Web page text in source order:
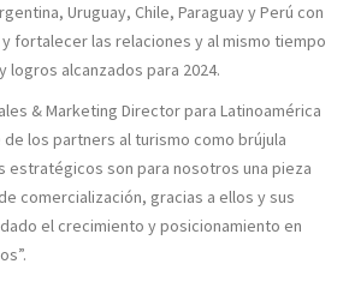
Uruguay, Chile, Paraguay y Perú con
fortalecer las relaciones y al mismo tiempo
logros alcanzados para 2024.
& Marketing Director para Latinoamérica
los partners al turismo como brújula
estratégicos son para nosotros una pieza
comercialización, gracias a ellos y sus
el crecimiento y posicionamiento en